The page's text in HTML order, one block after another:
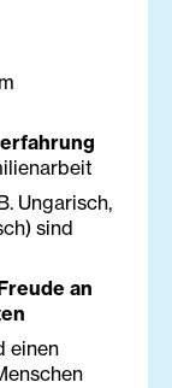
Ungarisch,
sind
an
einen